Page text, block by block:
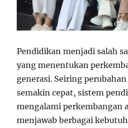
Pendidikan menjadi salah
yang menentukan
generasi. Seiring
semakin cepat, sistem
mengalami perkembangan
menjawab berbagai